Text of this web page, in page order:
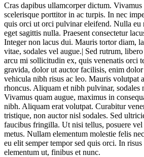
Cras dapibus ullamcorper dictum. Vivamus
scelerisque porttitor in ac turpis. In nec
quis orci ut orci pulvinar eleifend. Nulla eu
eget sagittis nulla. Praesent consectetur
Integer non lacus dui. Mauris tortor diam,
vitae, sodales vel augue.| Sed rutrum,
arcu mi sollicitudin ex, quis venenatis orci
gravida, dolor ut auctor facilisis, enim
vehicula nibh risus ac leo. Mauris volutpat
rhoncus. Aliquam et nibh pulvinar, sodales
Vivamus quam augue, maximus in
nibh. Aliquam erat volutpat. Curabitur
tristique, non auctor nisl sodales. Sed
faucibus fringilla. Ut nisi tellus, posuere vel
metus. Nullam elementum molestie felis
eu elit semper tempor sed quis orci. In risus
elementum ut, finibus et nunc.